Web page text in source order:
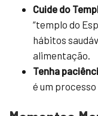
Cuide do
“templo do
hábitos
alimentação.
Tenha
é um